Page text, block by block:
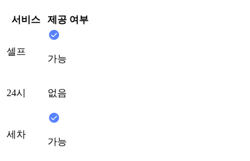
서비스 제공 여부
셀프
가능
24시 없음
세차
가능